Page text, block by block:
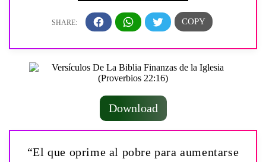
Download
“El que oprime al pobre para aumentarse